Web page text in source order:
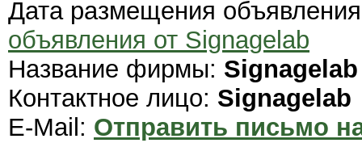
Дата размещения
объявления от Signagelab
Название фирмы: Signagelab
Контактное лицо: Signagelab
E-Mail: Отправить письмо